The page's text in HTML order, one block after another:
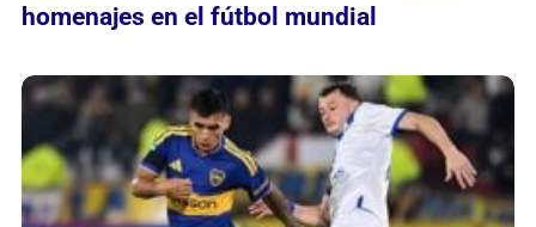
homenajes en el fútbol mundial